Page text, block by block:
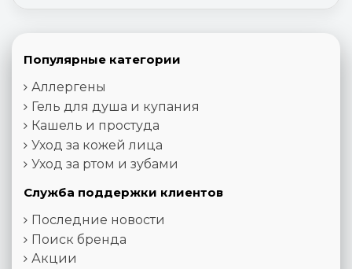
Популярные категории
Аллергены
Гель для душа и купания
Кашель и простуда
Уход за кожей лица
Уход за ртом и зубами
Служба поддержки клиентов
Последние новости
Поиск бренда
Акции